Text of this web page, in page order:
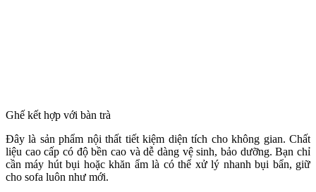
Ghế kết hợp với bàn trà
Đây là sản phẩm nội thất tiết kiệm diện tích cho không gian. Chất
liệu cao cấp có độ bền cao và dễ dàng vệ sinh, bảo dưỡng. Bạn chỉ
cần máy hút bụi hoặc khăn ẩm là có thể xử lý nhanh bụi bẩn, giữ
cho sofa luôn như mới.